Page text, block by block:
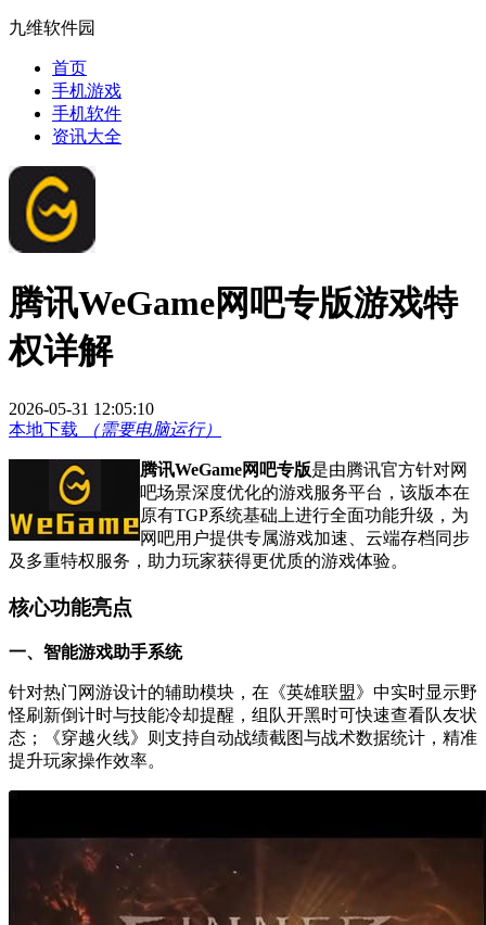
九维软件园
首页
手机游戏
手机软件
资讯大全
腾讯WeGame网吧专版游戏特
权详解
2026-05-31 12:05:10
本地下载
（需要电脑运行）
腾讯WeGame网吧专版是由腾讯官方针对网
吧场景深度优化的游戏服务平台，该版本在
原有TGP系统基础上进行全面功能升级，为
网吧用户提供专属游戏加速、云端存档同步
及多重特权服务，助力玩家获得更优质的游戏体验。
核心功能亮点
一、智能游戏助手系统
针对热门网游设计的辅助模块，在《英雄联盟》中实时显示野
怪刷新倒计时与技能冷却提醒，组队开黑时可快速查看队友状
态；《穿越火线》则支持自动战绩截图与战术数据统计，精准
提升玩家操作效率。